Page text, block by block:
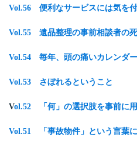
Vol.56 便利なサービスには気を
Vol.55 遺品整理の事前相談者の死
Vol.54 毎年、頭の痛いカレンダ
Vol.53 さぼれるということ
Vol.52 「何」の選択肢を事前に
Vol.51 「事故物件」という言葉